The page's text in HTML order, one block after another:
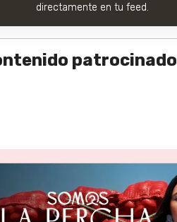
directamente en tu feed.
patrocinado